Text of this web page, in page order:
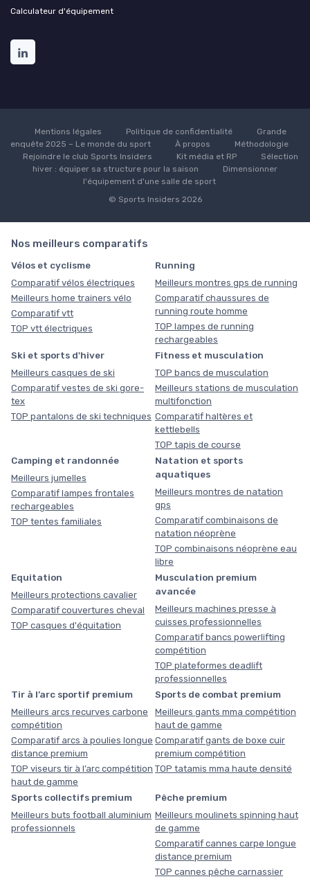
Calculateur d'équipement
Mentions légales Politique de confidentialité
Grande
enquête 2025 – Le monde du sport
À propos
Méthodologie
Rejoindre le club Sports Insiders
Kit média et RP
Sélection
hiver : équiper sa structure pour la saison
Dimensionner
l'équipement d'une salle de sport
© Sports Insiders 2026
Nos meilleurs comparatifs
Vélos et cyclisme
Comparatif vélos électriques
Meilleurs home trainers vélo
Comparatif vtt
TOP vtt électriques
Running
Meilleurs montres gps de running
Comparatif chaussures de
running route homme
TOP lampes de running
rechargeables
Ski et sports d'hiver
Meilleurs casques de ski
Comparatif vestes de ski gore-
tex
TOP pantalons de ski techniques
Fitness et musculation
TOP bancs de musculation
Meilleurs stations de musculation
multifonction
Comparatif haltères et
kettlebells
TOP tapis de course
Camping et randonnée
Meilleurs jumelles
Comparatif lampes frontales
rechargeables
TOP tentes familiales
Natation et sports
aquatiques
Meilleurs montres de natation
gps
Comparatif combinaisons de
natation néoprène
TOP combinaisons néoprène eau
libre
Equitation
Meilleurs protections cavalier
Comparatif couvertures cheval
TOP casques d'équitation
Musculation premium
avancée
Meilleurs machines presse à
cuisses professionnelles
Comparatif bancs powerlifting
compétition
TOP plateformes deadlift
professionnelles
Tir à l’arc sportif premium
Meilleurs arcs recurves carbone
compétition
Comparatif arcs à poulies longue
distance premium
TOP viseurs tir à l’arc compétition
haut de gamme
Sports de combat premium
Meilleurs gants mma compétition
haut de gamme
Comparatif gants de boxe cuir
premium compétition
TOP tatamis mma haute densité
Sports collectifs premium
Meilleurs buts football aluminium
professionnels
Pêche premium
Meilleurs moulinets spinning haut
de gamme
Comparatif cannes carpe longue
distance premium
TOP cannes pêche carnassier